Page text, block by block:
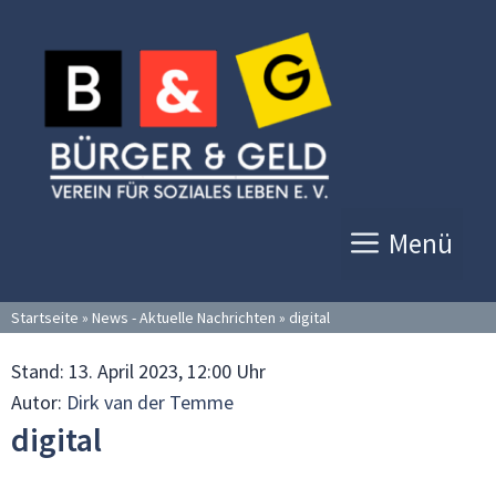
Inhalt
springen
Menü
Startseite » News - Aktuelle Nachrichten » digital
Stand: 13. April 2023, 12:00 Uhr
Autor: Dirk van der Temme
digital